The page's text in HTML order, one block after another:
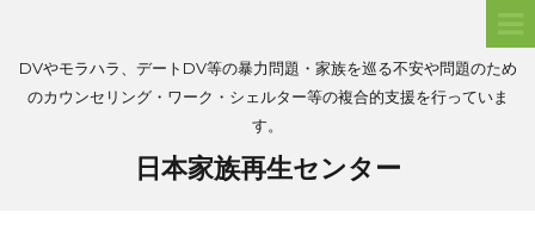
DVやモラハラ、デートDV等の暴力問題・家族を巡る不安や問題のため
のカウンセリング・ワーク・シェルター等の複合的支援を行っていま
す。
日本家族再生センター